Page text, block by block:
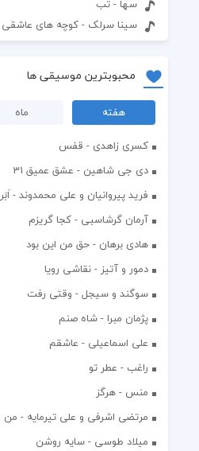
سها - تب
سینا سرلک - کوچه های عاشقی
محبوبترین موسیقی ها
هفته ماه
کسری زاهدی - قفس
دی جی شاهین - عشق عمیق 31
فرید پیروانیان و علی محمدوند -
آرمان گرشاسبی - کجا گریزم
هادی برهان - حق من این بود
دمور و آتیز - نقاشی رویا
سوگند و سیجل - وقتی رفت
پژمان مبرا - شاه صنم
علی اسماعیلی - عاشقم
راغب - عطر تو
منس - هرگز
مرتضی اشرفی و علی تیرمایه - من
میلاد طوسی - سایه روشن